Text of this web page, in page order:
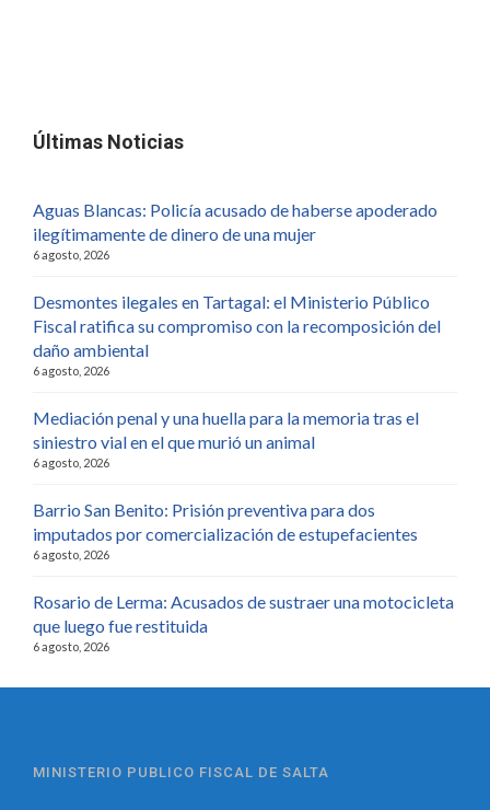
Últimas Noticias
Aguas Blancas: Policía acusado de haberse apoderado
ilegítimamente de dinero de una mujer
6 agosto, 2026
Desmontes ilegales en Tartagal: el Ministerio Público
Fiscal ratifica su compromiso con la recomposición del
daño ambiental
6 agosto, 2026
Mediación penal y una huella para la memoria tras el
siniestro vial en el que murió un animal
6 agosto, 2026
Barrio San Benito: Prisión preventiva para dos
imputados por comercialización de estupefacientes
6 agosto, 2026
Rosario de Lerma: Acusados de sustraer una motocicleta
que luego fue restituida
6 agosto, 2026
MINISTERIO PUBLICO FISCAL DE SALTA